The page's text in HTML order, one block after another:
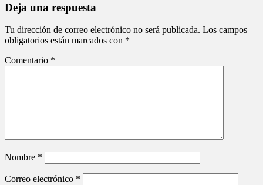
Deja una respuesta
Tu dirección de correo electrónico no será publicada. Los campos
obligatorios están marcados con *
Comentario *
Nombre *
Correo electrónico *